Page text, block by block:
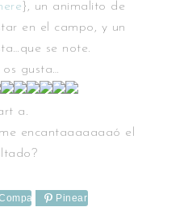
}, un animalito de
en el campo, y un
se note.
gusta…
a.
encantaaaaaaaó el
Pinear